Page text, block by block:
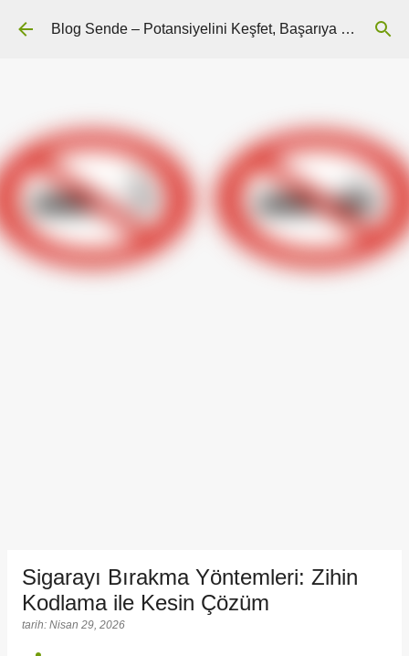
Ana içeriğe atla Blog Sende – Potansiyelini Keşfet, Başarıya Ulaş
Sigarayı Bırakma Yöntemleri: Zihin
Kodlama ile Kesin Çözüm
tarih: Nisan 29, 2026